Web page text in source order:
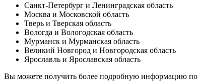
Санкт-Петербург и Ленинградская область
Москва и Московской область
Тверь и Тверская область
Вологда и Вологодская область
Мурманск и Мурманская область
Великий Новгород и Новгородская область
Ярославль и Ярославская область
Вы можете получить более подробную информацию по